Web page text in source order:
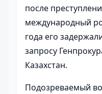
после
международный
года его
запросу
Казахстан.
Подозреваемый